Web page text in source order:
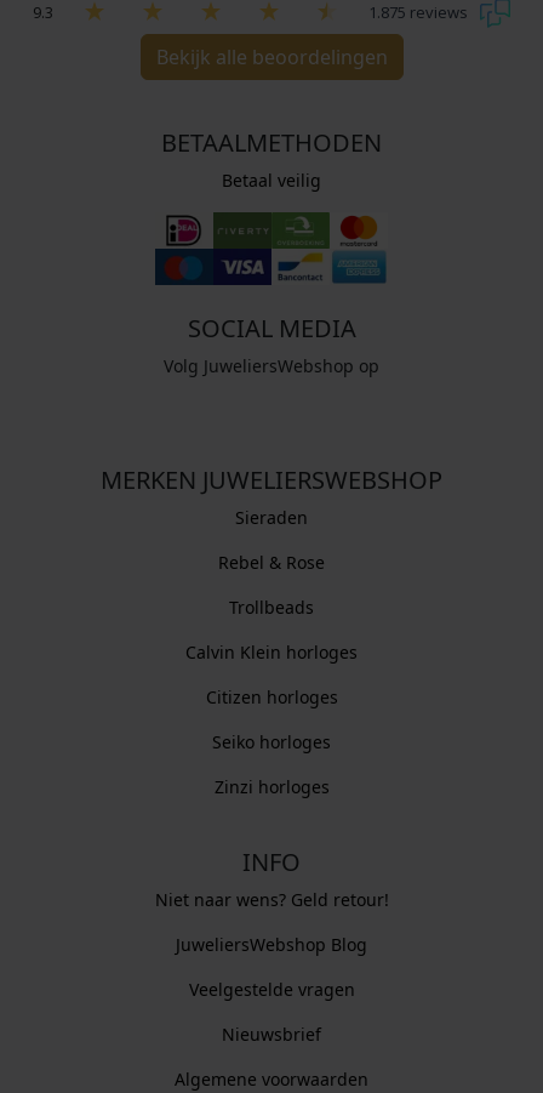
9.3 1.875 reviews
Bekijk alle beoordelingen
BETAALMETHODEN
Betaal veilig
SOCIAL MEDIA
Volg JuweliersWebshop op
MERKEN JUWELIERSWEBSHOP
Sieraden
Rebel & Rose
Trollbeads
Calvin Klein horloges
Citizen horloges
Seiko horloges
Zinzi horloges
INFO
Niet naar wens? Geld retour!
JuweliersWebshop Blog
Veelgestelde vragen
Nieuwsbrief
Algemene voorwaarden